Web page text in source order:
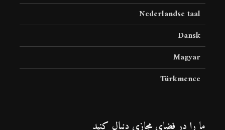
Nederlandse taal
Dansk
Magyar
Türkmence